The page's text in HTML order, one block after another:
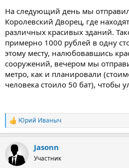
На следующий день мы
Королевский Дворец, где
различных красивых зданий.
примерно 1000 рублей в одну
этому месту, налюбовавшись
сооружений, вечером мы
метро, как и планировали
человека стоило 50 бат), чтобы
Р
е
к
ц
и
Юрий Иваныч
Jasonn
Участник